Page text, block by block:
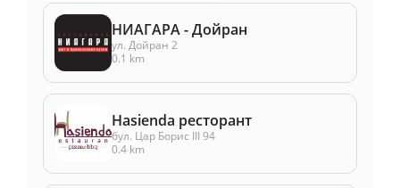
НИАГАРА - Дойран
ул. Дойран 2
0.1 km
Hasienda ресторант
бул. Цар Борис III 94
0.4 km